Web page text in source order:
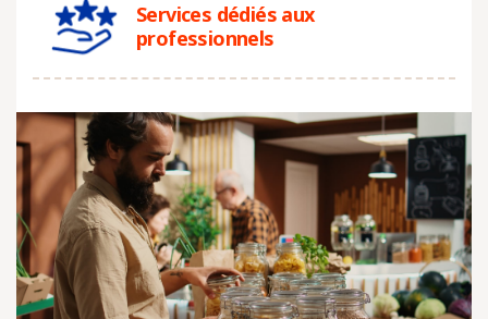
Services dédiés aux
professionnels